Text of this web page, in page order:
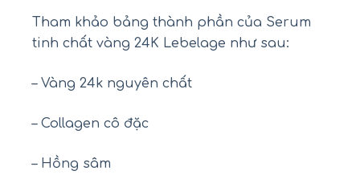
Tham khảo bảng thành phần của Serum
tinh chất vàng 24K Lebelage như sau:
– Vàng 24k nguyên chất
– Collagen cô đặc
– Hồng sâm